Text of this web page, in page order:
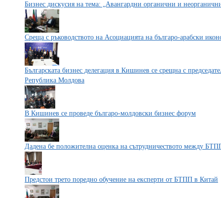
Бизнес дискусия на тема: „Авангардни органични и
Среща с ръководството на Асоциацията на българо-арабски
Българската бизнес делегация в Кишинев се срещна с
Република Молдова
В Кишинев се проведе българо-молдовски бизнес форум
Дадена бе положителна оценка на сътрудничеството между
Предстои трето поредно обучение на експерти от БТПП в Китай